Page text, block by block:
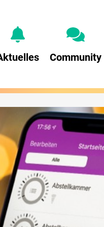
Community